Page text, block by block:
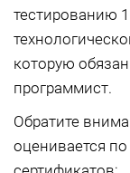
тестированию
которую
программист.
Обратите
оценивается